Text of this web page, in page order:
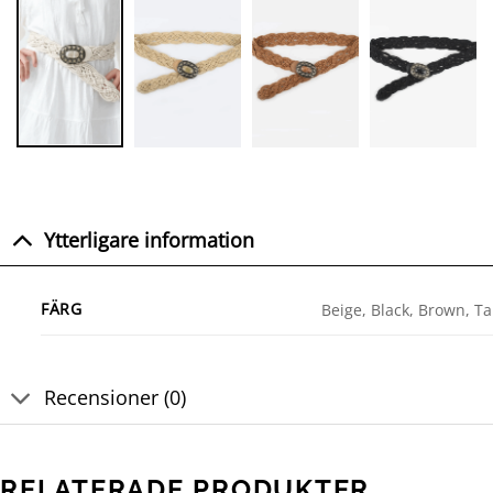
Ytterligare information
FÄRG Beige, Black, Brown,
Recensioner (0)